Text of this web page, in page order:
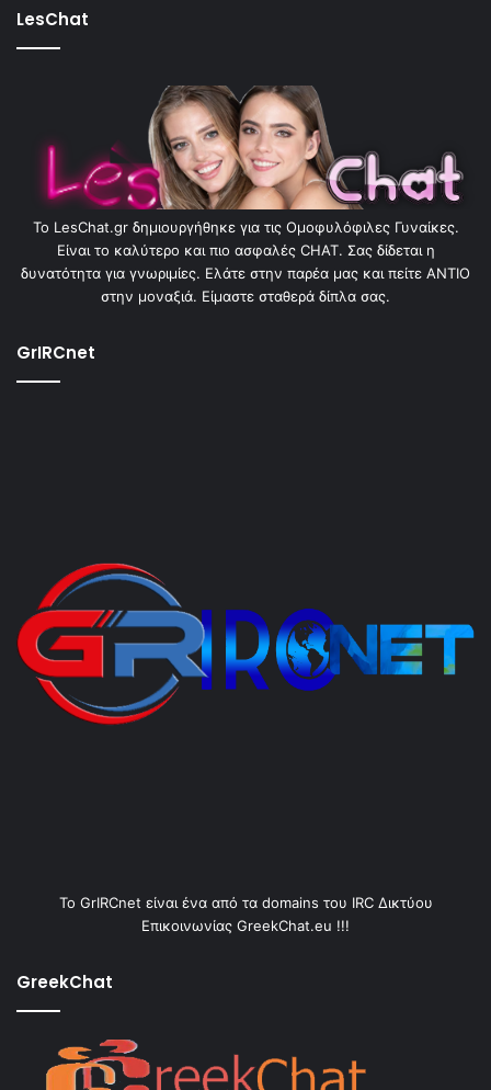
LesChat
To LesChat.gr δημιουργήθηκε για τις Ομοφυλόφιλες Γυναίκες.
Είναι το καλύτερο και πιο ασφαλές CHAT. Σας δίδεται η
δυνατότητα για γνωριμίες. Ελάτε στην παρέα μας και πείτε ΑΝΤΙΟ
στην μοναξιά. Είμαστε σταθερά δίπλα σας.
GrIRCnet
Το GrIRCnet είναι ένα από τα domains του IRC Δικτύου
Επικοινωνίας GreekChat.eu !!!
GreekChat